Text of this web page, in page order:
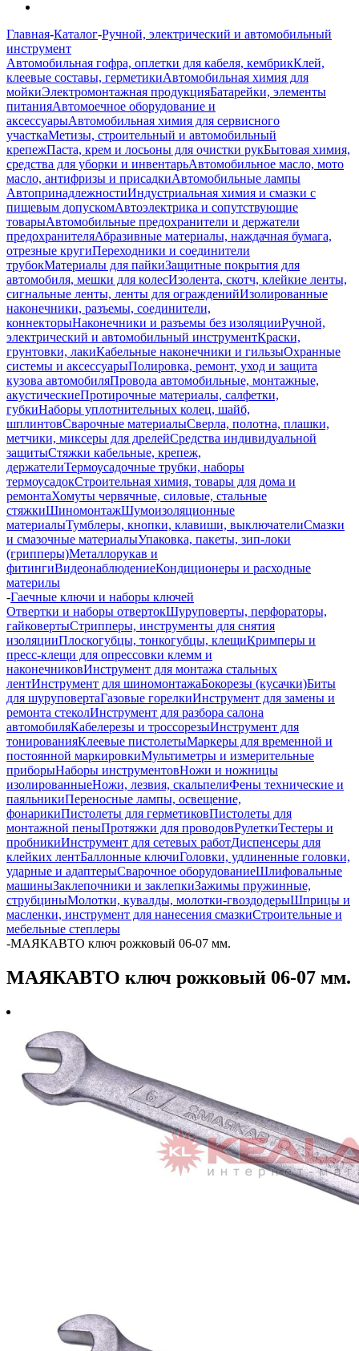
Главная-Каталог-Ручной, электрический и автомобильный
инструмент
Автомобильная гофра, оплетки для кабеля, кембрикКлей,
клеевые составы, герметикиАвтомобильная химия для
мойкиЭлектромонтажная продукцияБатарейки, элементы
питанияАвтомоечное оборудование и
аксессуарыАвтомобильная химия для сервисного
участкаМетизы, строительный и автомобильный
крепежПаста, крем и лосьоны для очистки рукБытовая химия,
средства для уборки и инвентарьАвтомобильное масло, мото
масло, антифризы и присадкиАвтомобильные лампы
АвтопринадлежностиИндустриальная химия и смазки с
пищевым допускомАвтоэлектрика и сопутствующие
товарыАвтомобильные предохранители и держатели
предохранителяАбразивные материалы, наждачная бумага,
отрезные кругиПереходники и соединители
трубокМатериалы для пайкиЗащитные покрытия для
автомобиля, мешки для колесИзолента, скотч, клейкие ленты,
сигнальные ленты, ленты для огражденийИзолированные
наконечники, разъемы, соединители,
коннекторыНаконечники и разъемы без изоляцииРучной,
электрический и автомобильный инструментКраски,
грунтовки, лакиКабельные наконечники и гильзыОхранные
системы и аксессуарыПолировка, ремонт, уход и защита
кузова автомобиляПровода автомобильные, монтажные,
акустическиеПротирочные материалы, салфетки,
губкиНаборы уплотнительных колец, шайб,
шплинтовСварочные материалыСверла, полотна, плашки,
метчики, миксеры для дрелейСредства индивидуальной
защитыСтяжки кабельные, крепеж,
держателиТермоусадочные трубки, наборы
термоусадокСтроительная химия, товары для дома и
ремонтаХомуты червячные, силовые, стальные
стяжкиШиномонтажШумоизоляционные
материалыТумблеры, кнопки, клавиши, выключателиСмазки
и смазочные материалыУпаковка, пакеты, зип-локи
(грипперы)Металлорукав и
фитингиВидеонаблюдениеКондиционеры и расходные
материлы
-Гаечные ключи и наборы ключей
Отвертки и наборы отвертокШуруповерты, перфораторы,
гайковертыСтрипперы, инструменты для снятия
изоляцииПлоскогубцы, тонкогубцы, клещиКримперы и
пресс-клещи для опрессовки клемм и
наконечниковИнструмент для монтажа стальных
лентИнструмент для шиномонтажаБокорезы (кусачки)Биты
для шуруповертаГазовые горелкиИнструмент для замены и
ремонта стеколИнструмент для разбора салона
автомобиляКабелерезы и троссорезыИнструмент для
тонированияКлеевые пистолетыМаркеры для временной и
постоянной маркировкиМультиметры и измерительные
приборыНаборы инструментовНожи и ножницы
изолированныеНожи, лезвия, скальпелиФены технические и
паяльникиПереносные лампы, освещение,
фонарикиПистолеты для герметиковПистолеты для
монтажной пеныПротяжки для проводовРулеткиТестеры и
пробникиИнструмент для сетевых работДиспенсеры для
клейких лентБаллонные ключиГоловки, удлиненные головки,
ударные и адаптерыСварочное оборудованиеШлифовальные
машиныЗаклепочники и заклепкиЗажимы пружинные,
струбциныМолотки, кувалды, молотки-гвоздодерыШприцы и
масленки, инструмент для нанесения смазкиСтроительные и
мебельные степлеры
-МАЯКАВТО ключ рожковый 06-07 мм.
МАЯКАВТО ключ рожковый 06-07 мм.